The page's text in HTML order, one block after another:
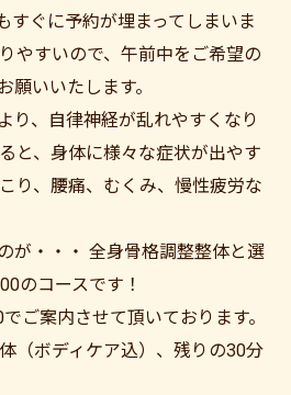
すぐに予約が埋まってしまいま
やすいので、午前中をご希望の
願いいたします。
り、自律神経が乱れやすくなり
と、身体に様々な症状が出やす
り、腰痛、むくみ、慢性疲労な
が・・・ 全身骨格調整整体と選
のコースです！
ご案内させて頂いております。
（ボディケア込）、残りの30分